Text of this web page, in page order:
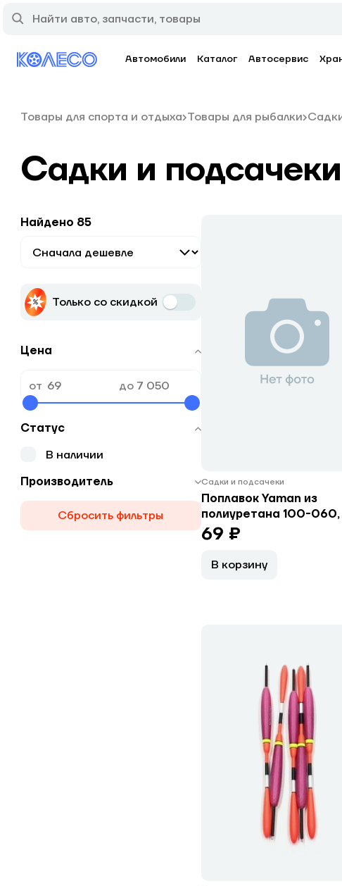
Автомобили Каталог Автосервис
Товары для спорта и отдыха Товары для рыбалки
Садки и подсачеки
Найдено 85
Только со скидкой
Цена
от до
Статус
В наличии
Производитель
Сбросить фильтры
Садки и подсачеки
Поплавок Yaman из
полиуретана 100-060,
69 ₽
В корзину